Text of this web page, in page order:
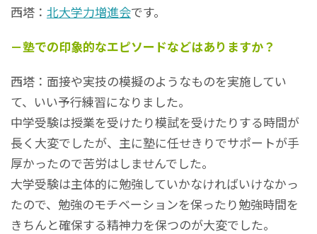
西塔： 北大学力増進会です。
－塾での印象的なエピソードなどはありますか？
西塔：面接や実技の模擬のようなものを実施してい
て、いい予行練習になりました。
中学受験は授業を受けたり模試を受けたりする時間が
長く大変でしたが、主に塾に任せきりでサポートが手
厚かったので苦労はしませんでした。
大学受験は主体的に勉強していかなければいけなかっ
たので、勉強のモチベーションを保ったり勉強時間を
きちんと確保する精神力を保つのが大変でした。